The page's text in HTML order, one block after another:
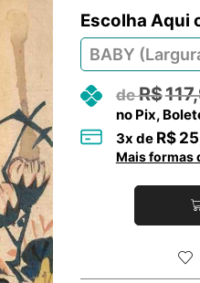
R$
no Pix,
3x de R$
Mais formas